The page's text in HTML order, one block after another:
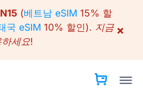
(베트남 eSIM 15% 할
국 eSIM 10% 할인). 지금
하세요!
×